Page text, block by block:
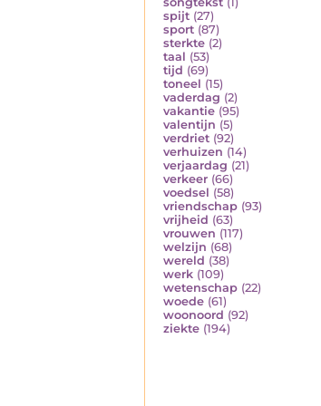
spijt (27)
sport (87)
sterkte (2)
taal (53)
tijd (69)
toneel (15)
vaderdag (2)
vakantie (95)
valentijn (5)
verdriet (92)
verhuizen (14)
verjaardag (21)
verkeer (66)
voedsel (58)
vriendschap (93)
vrijheid (63)
vrouwen (117)
welzijn (68)
wereld (38)
werk (109)
wetenschap (22)
woede (61)
woonoord (92)
ziekte (194)